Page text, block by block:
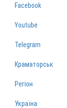
Facebook
Youtube
Telegram
Краматорськ
Регіон
Україна